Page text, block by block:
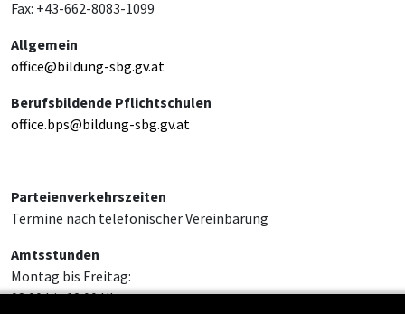
Fax: +43-662-8083-1099
Allgemein
office@bildung-sbg.gv.at
Berufsbildende Pflichtschulen
office.bps@bildung-sbg.gv.at
Parteienverkehrszeiten
Termine nach telefonischer Vereinbarung
Amtsstunden
Montag bis Freitag:
08:00 bis 12:00 Uhr